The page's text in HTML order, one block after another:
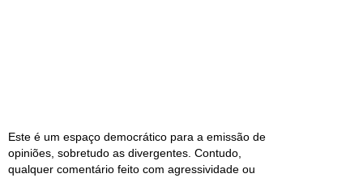
Este é um espaço democrático para a emissão de
opiniões, sobretudo as divergentes. Contudo,
qualquer comentário feito com agressividade ou